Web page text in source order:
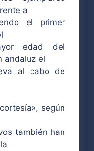
a
el primer
edad del
andaluz el
al cabo de
según
también han